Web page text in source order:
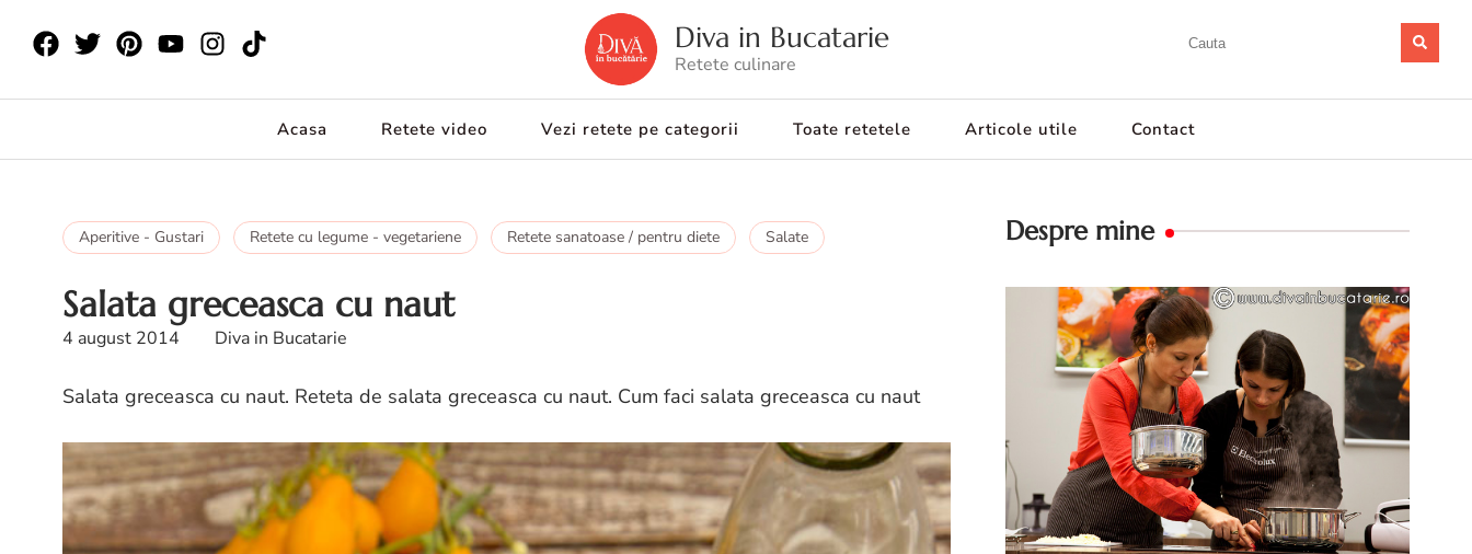
Diva in Bucatarie
Retete culinare
Acasa Retete video Vezi retete pe categorii Toate retetele Articole utile Contact
Aperitive - Gustari Retete cu legume - vegetariene Retete sanatoase / pentru diete Salate
Salata greceasca cu naut
4 august 2014 Diva in Bucatarie
Salata greceasca cu naut. Reteta de salata greceasca cu naut. Cum faci salata greceasca cu naut
Despre mine